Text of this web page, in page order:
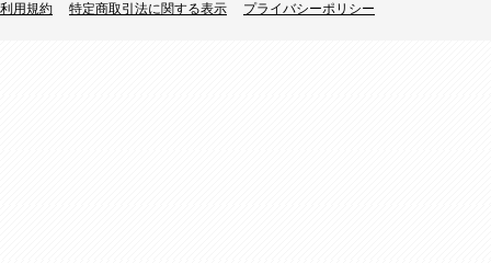
利用規約 特定商取引法に関する表示 プライバシーポリシー